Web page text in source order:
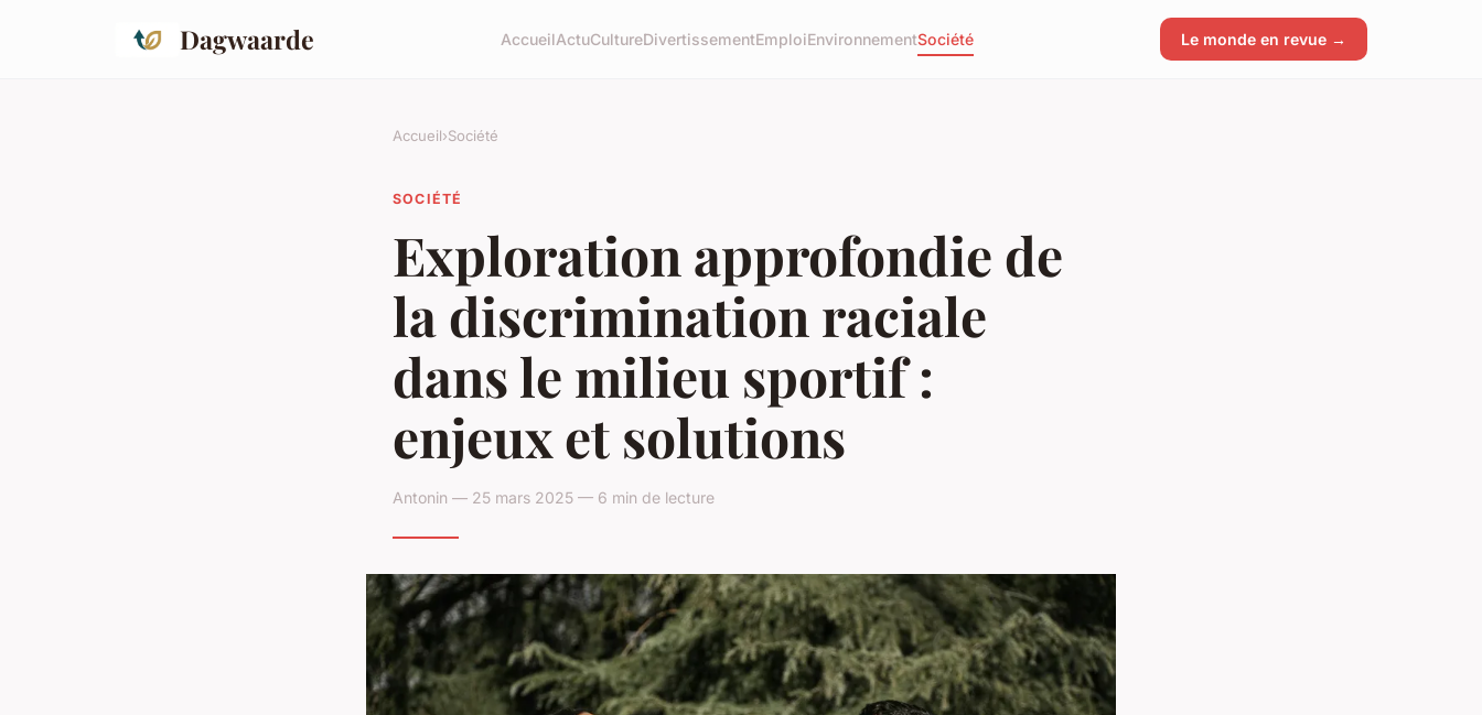
Dagwaarde AccueilActuCultureDivertissementEmploiEnvironnementSociété Le monde en revue →
Accueil›Société
SOCIÉTÉ
Exploration approfondie de
la discrimination raciale
dans le milieu sportif :
enjeux et solutions
Antonin — 25 mars 2025 — 6 min de lecture